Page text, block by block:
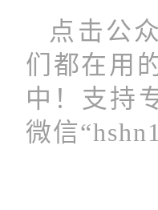
点击公
们都在用
中！支持
微信